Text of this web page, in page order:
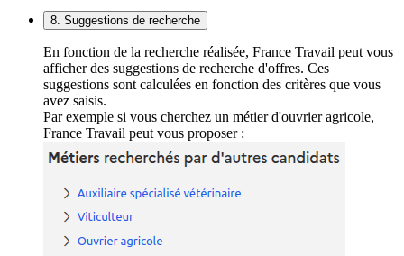
8. Suggestions de recherche
En fonction de la recherche réalisée, France Travail peut vous
afficher des suggestions de recherche d'offres. Ces
suggestions sont calculées en fonction des critères que vous
avez saisis.
Par exemple si vous cherchez un métier d'ouvrier agricole,
France Travail peut vous proposer :